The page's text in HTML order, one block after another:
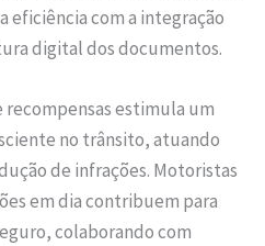
eficiência com a integração
digital dos documentos.
estimula um
no trânsito, atuando
de infrações. Motoristas
em dia contribuem para
colaborando com